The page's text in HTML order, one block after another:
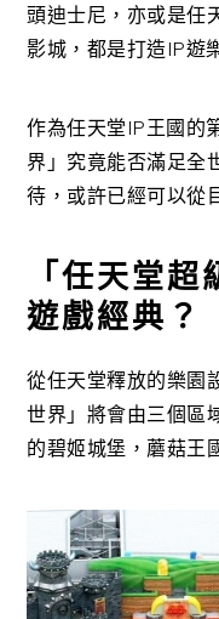
頭迪士尼，亦或是
影城，都是打造IP遊
作為任天堂IP王國的
界」究竟能否滿足全
待，或許已經可以從
「任天堂
遊戲經典？
從任天堂釋放的樂園
世界」將會由三個區
的碧姬城堡，蘑菇王